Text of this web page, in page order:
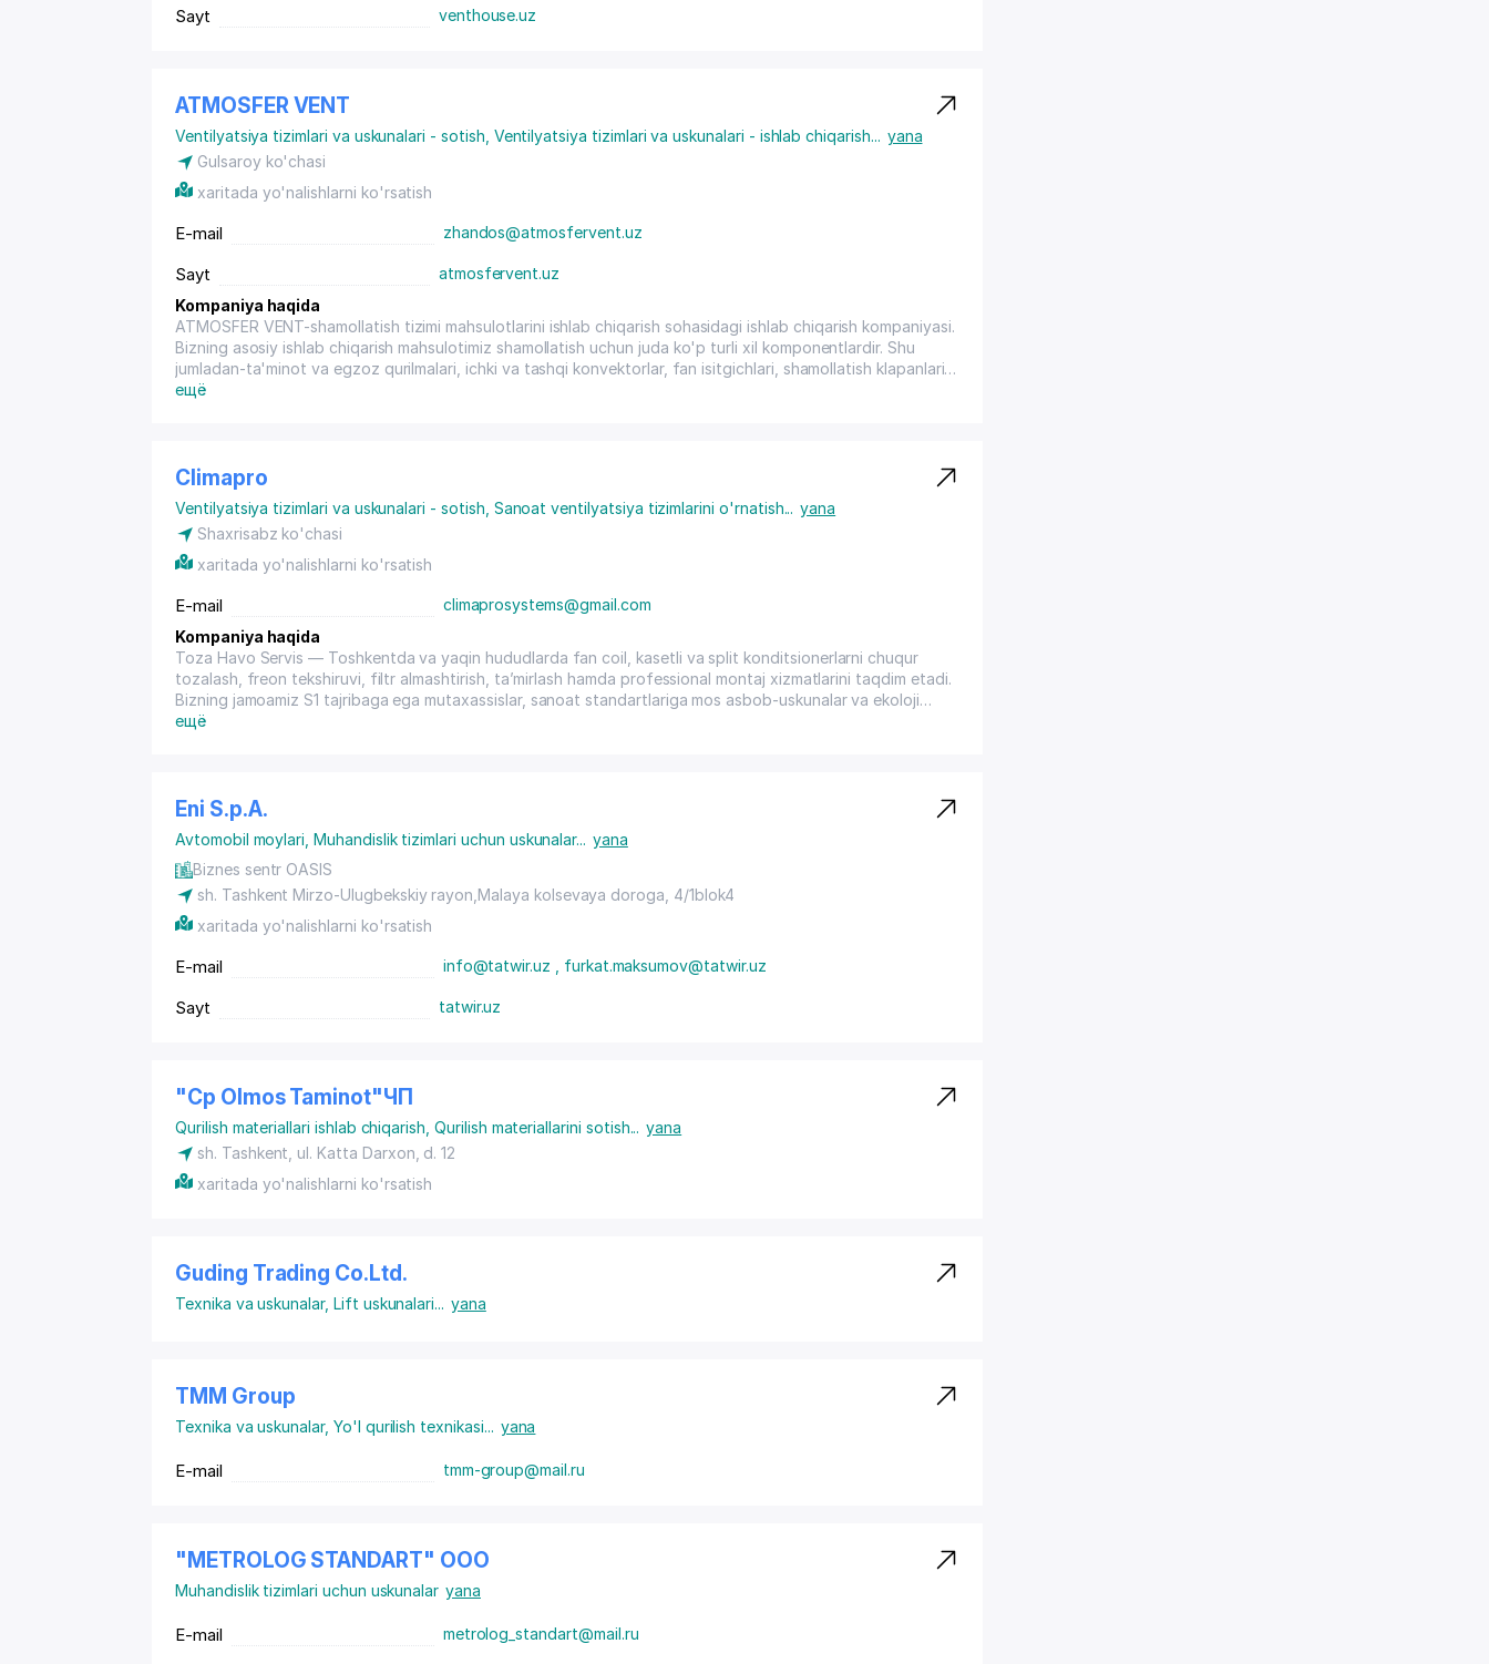
Sayt venthouse.uz
ATMOSFER VENT
Ventilyatsiya tizimlari va uskunalari - sotish Ventilyatsiya tizimlari va uskunalari - ishlab chiqarish... yana
Gulsaroy ko'chasi
xaritada yo'nalishlarni ko'rsatish
E-mail zhandos@atmosfervent.uz
Sayt
atmosfervent.uz
Kompaniya haqida
ATMOSFER VENT-shamollatish tizimi mahsulotlarini ishlab chiqarish sohasidagi ishlab chiqarish kompaniyasi.
Bizning asosiy ishlab chiqarish mahsulotimiz shamollatish uchun juda ko'p turli xil komponentlardir. Shu
jumladan-ta'minot va egzoz qurilmalari, ichki va tashqi konvektorlar, fan isitgichlari, shamollatish klapanlari,
yong'in klapanlari, tutun chiqarish klapanlari, havo taqsimlash panjaralari va diffuzerlar (shamollatish
ta'minlashdir!
ещё
Climapro
Ventilyatsiya tizimlari va uskunalari - sotish Sanoat ventilyatsiya tizimlarini o'rnatish... yana
Shaxrisabz ko'chasi
xaritada yo'nalishlarni ko'rsatish
E-mail
climaprosystems@gmail.com
Kompaniya haqida
Toza Havo Servis — Toshkentda va yaqin hududlarda fan coil, kasetli va split konditsionerlarni chuqur
tozalash, freon tekshiruvi, filtr almashtirish, ta’mirlash hamda professional montaj xizmatlarini taqdim etadi.
Bizning jamoamiz S1 tajribaga ega mutaxassislar, sanoat standartlariga mos asbob-uskunalar va ekoloji
xavfsiz materiallardan foydalanadi. Biz mehmonxonalar, ofis markazlari, restoranlar va xususiy uy-joylar
ещё
Eni S.p.A.
Avtomobil moylari ,Muhandislik tizimlari uchun uskunalar... yana
Biznes sentr OASIS
sh. Tashkent Mirzo-Ulugbekskiy rayon ,Malaya kolsevaya doroga, 4/1blok4
xaritada yo'nalishlarni ko'rsatish
E-mail info@tatwir.uz , furkat.maksumov@tatwir.uz
Sayt tatwir.uz
"Cp Olmos Taminot"ЧП
Qurilish materiallari ishlab chiqarish ,Qurilish materiallarini sotish... yana
sh. Tashkent ul. Katta Darxon , d. 12
xaritada yo'nalishlarni ko'rsatish
Guding Trading Co.Ltd.
Texnika va uskunalar, Lift uskunalari... yana
TMM Group
Texnika va uskunalar, Yo'l qurilish texnikasi... yana
E-mail tmm-group@mail.ru
"METROLOG STANDART" ООО
Muhandislik tizimlari uchun uskunalar yana
E-mail metrolog_standart@mail.ru